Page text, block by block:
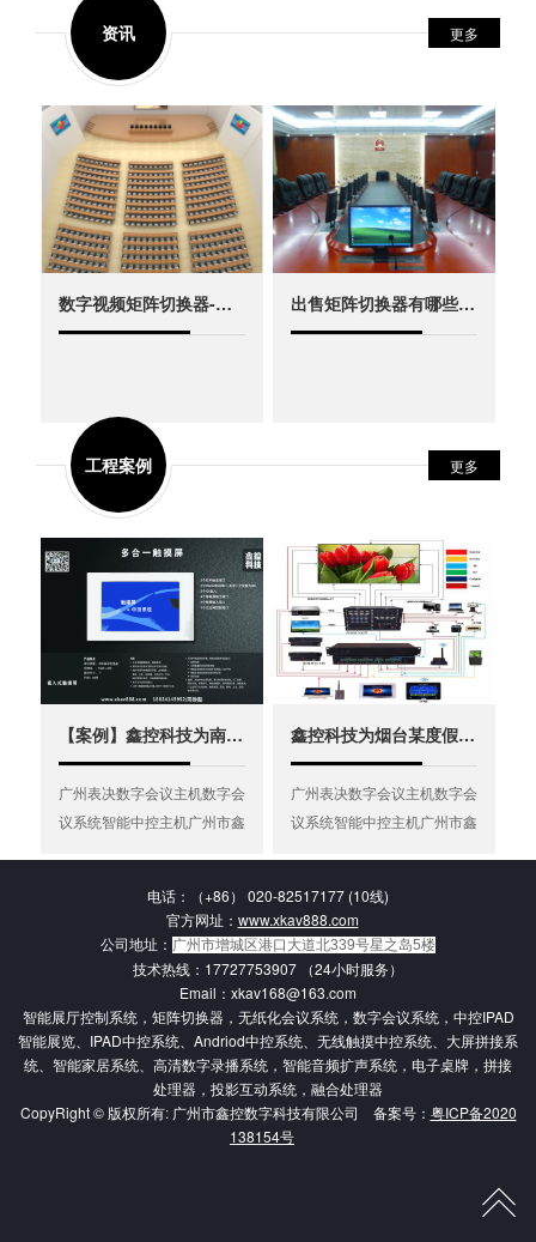
相关延伸业务。
我厂是国内众多品牌无纸化会议系统，
数字会议系统、摄像跟踪会议系统、会
议可编程中控系 统、多媒体中央控制系
统、无线控制触屏、中控IPAD智能展
览、IPAD中控系统、Andriod中控系统、
无线触摸中控系统、大屏拼接系统、智
能家居系统、高清数字录播系统的专业
YCTRON等国内知名品牌的中控/矩阵/会
在业界拥有 很高的知名度和口碑。公司
采用了科学的经营模式,造就产品真正低
价质优,受到全国各地经销商的广泛好
评。
公司拥有一批充满实力和干劲的专业技
术人才和管理人才的团队，针对各项 蓬
勃发展的电子类产品产业，公司严格按
照ISO9001国际质量管理体系的标准，
以其精湛的技术、先进的科学管理、完
善的质量保证体系，本着“专业、执着、
诚信、服务”的经营理念，能够及时的对
市场作出 快速反应，开发出更多、性价
比高的产品，公司在全国各省市都拥有
服务机构，为中外客户提供专业的服
务。
鑫控科技-----可设计或者承接高端多媒体
资讯 更多
数字视频矩阵切换器-大量供应好用的图... 出售矩阵切换器有哪些-想买口碑好的矩...
工程案例 更多
【案例】鑫控科技为南昌博能直融企业展示厅打造智能控制系统
广州表决数字会议主机数字会
议系统智能中控主机广州市鑫
控主机广州市鑫控科技有限公
司广州表决数字会议主机数字
鑫控科技为烟台某度假休闲中心打造多媒体智能沉浸式互动餐厅
广州表决数字会议主机数字会
议系统智能中控主机广州市鑫
控主机广州市鑫控科技有限公
司广州表决数字会议主机数字
会议...
电话：（+86） 020-82517177 (10线)
官方网址： www.xkav888.com
公司地址： 广州市增城区港口大道北339号星之岛5楼
技术热线：17727753907 （24小时服务）
Email：xkav168@163.com
智能展厅控制系统，矩阵切换器，无纸化会议系统，数字会议系统，中控IPAD
智能展览、IPAD中控系统、Andriod中控系统、无线触摸中控系统、大屏拼接系
统、智能家居系统、高清数字录播系统，智能音频扩声系统，电子桌牌，拼接
处理器，投影互动系统，融合处理器
CopyRight © 版权所有: 广州市鑫控数字科技有限公司 备案号： 粤ICP备2020
138154号